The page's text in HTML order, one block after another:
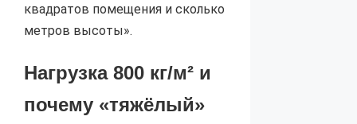
квадратов помещения и сколько
метров высоты».
Нагрузка 800 кг/м² и
почему «тяжёлый»